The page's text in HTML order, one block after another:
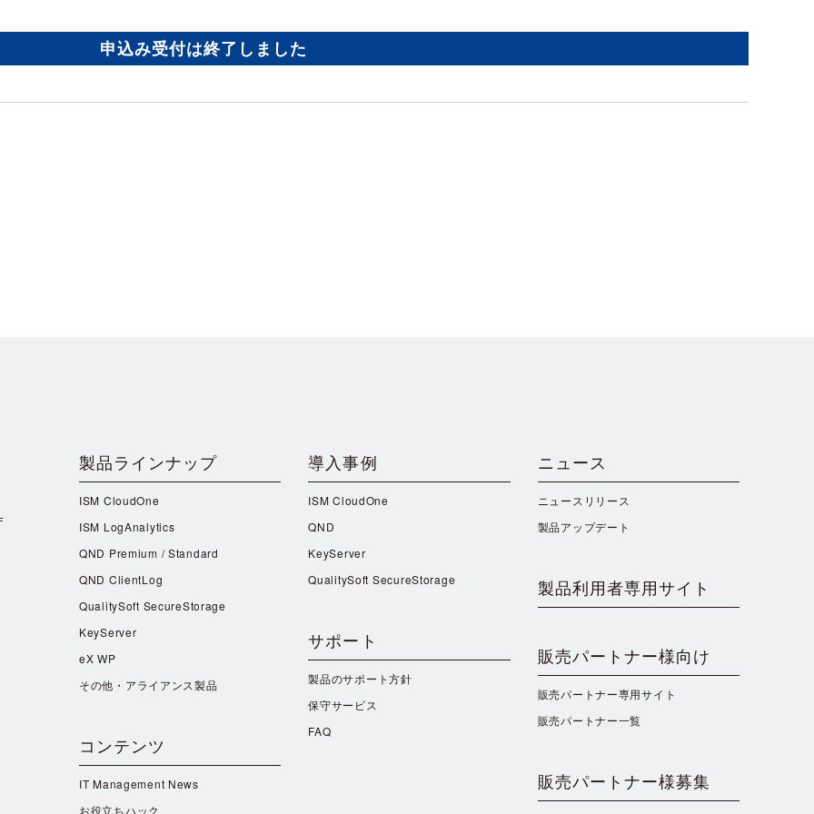
申込み受付は終了しました
製品ラインナップ
ISM CloudOne
ISM LogAnalytics
QND Premium / Standard
QND ClientLog
QualitySoft SecureStorage
KeyServer
eX WP
その他・アライアンス製品
コンテンツ
IT Management News
お役立ちハック
導入事例
ISM CloudOne
QND
KeyServer
QualitySoft SecureStorage
サポート
製品のサポート方針
保守サービス
FAQ
ニュース
ニュースリリース
製品アップデート
製品利用者専用サイト
販売パートナー様向け
販売パートナー専用サイト
販売パートナー一覧
販売パートナー様募集